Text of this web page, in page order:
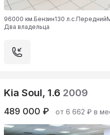
96000 км.Бензин130 л.с.Передний
Два владельца
Kia Soul, 1.6 2009
489 000 ₽ от 6 662 ₽ в